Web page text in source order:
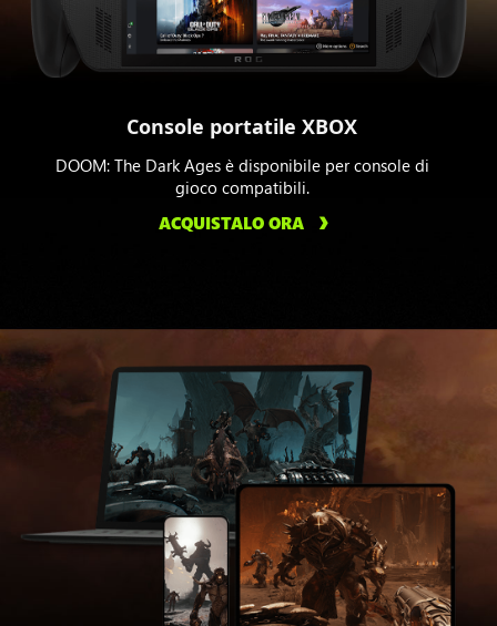
Console portatile XBOX
DOOM: The Dark Ages è disponibile per console di
gioco compatibili.
ACQUISTALO ORA